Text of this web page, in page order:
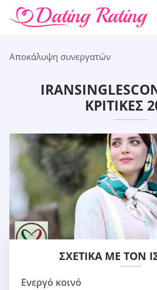
Αποκάλυψη συνεργατών
ΚΡΙΤΙΚΈΣ
ΣΧΕΤΙΚΆ ΜΕ ΤΟΝ
Ενεργό κοινό